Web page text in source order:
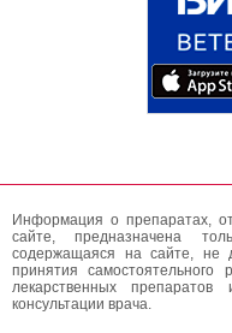
Информация о препаратах,
сайте, предназначена
содержащаяся на сайте, не
принятия
лекарственных
консультации врача.